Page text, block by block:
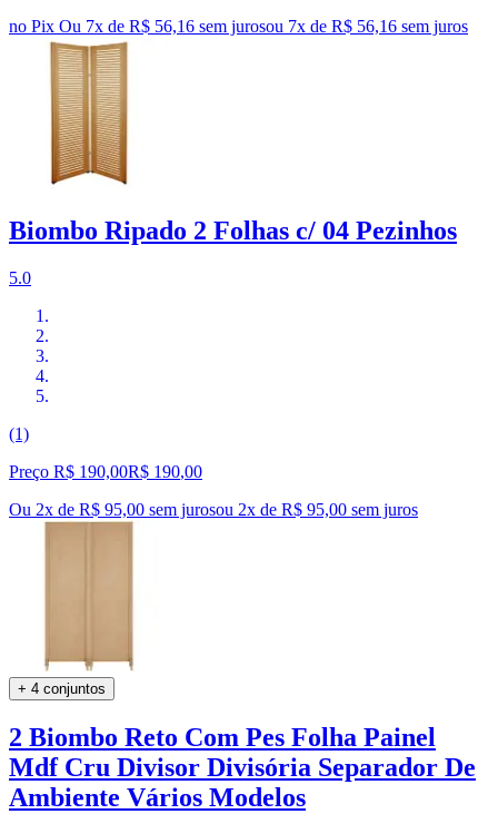
no Pix Ou 7x de R$ 56,16 sem jurosou 7x de R$ 56,16 sem juros
Biombo Ripado 2 Folhas c/ 04 Pezinhos
5.0
(1)
Preço R$ 190,00R$ 190,00
Ou 2x de R$ 95,00 sem jurosou 2x de R$ 95,00 sem juros
+ 4 conjuntos
2 Biombo Reto Com Pes Folha Painel
Mdf Cru Divisor Divisória Separador De
Ambiente Vários Modelos